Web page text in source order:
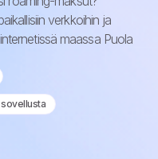
verkkoihin ja
maassa Puola
sovellusta